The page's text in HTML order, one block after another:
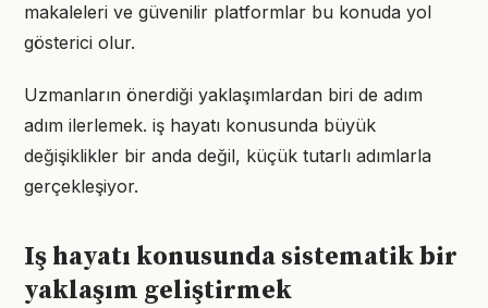
makaleleri ve güvenilir platformlar bu konuda yol
gösterici olur.
Uzmanların önerdiği yaklaşımlardan biri de adım
adım ilerlemek. iş hayatı konusunda büyük
değişiklikler bir anda değil, küçük tutarlı adımlarla
gerçekleşiyor.
Iş hayatı konusunda sistematik bir
yaklaşım geliştirmek